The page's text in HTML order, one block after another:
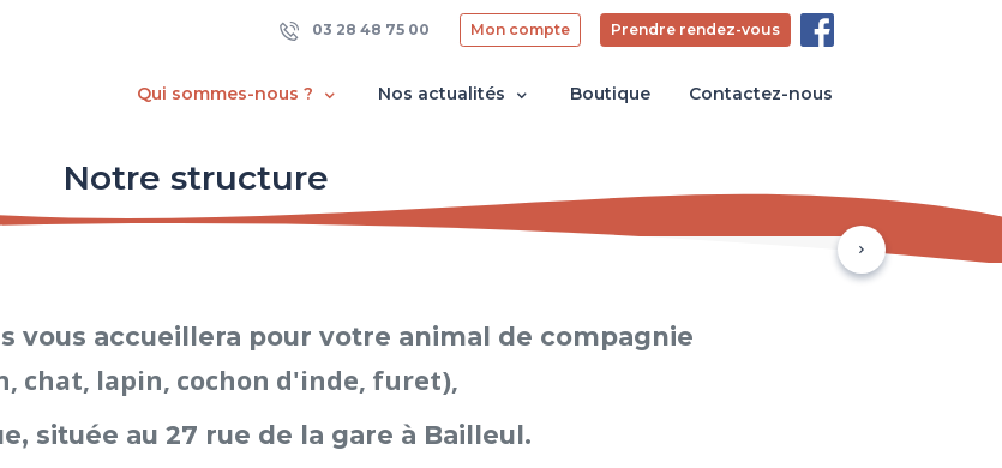
Qui sommes-nous ? Nos actualités Boutique Contactez-nous
03 28 48 75 00 Mon compte Prendre rendez-vous
Notre structure
Suivant
vous accueillera pour votre animal de compagnie
chat, lapin, cochon d'inde, furet),
située au 27 rue de la gare à Bailleul.